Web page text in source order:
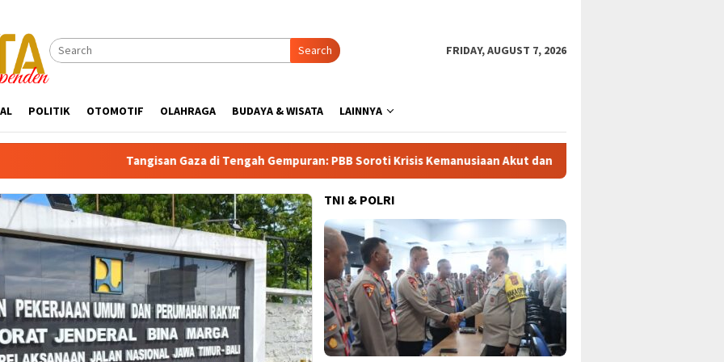
Search FRIDAY, AUGUST 7, 2026
POLITIK OTOMOTIF OLAHRAGA BUDAYA & WISATA LAINNYA
Tangisan Gaza di Tengah Gempuran: PBB Soroti Krisis Kemanusiaan Akut dan Kekerasan Israel
TNI & POLRI